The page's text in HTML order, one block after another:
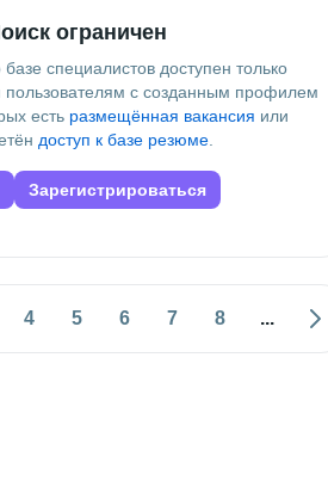
ограничен
специалистов доступен только
пользователям с созданным профилем
есть размещённая вакансия или
доступ к базе резюме.
Зарегистрироваться
4 5 6 7 8 ...